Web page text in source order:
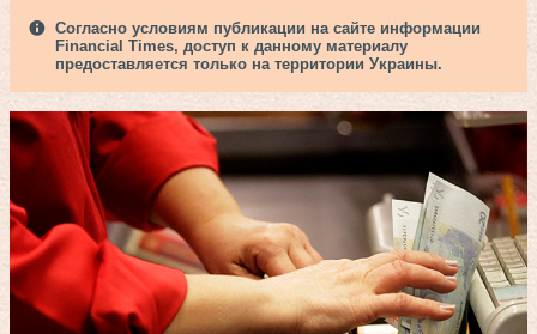
Согласно условиям публикации на сайте информации
Financial Times, доступ к данному материалу
предоставляется только на территории Украины.